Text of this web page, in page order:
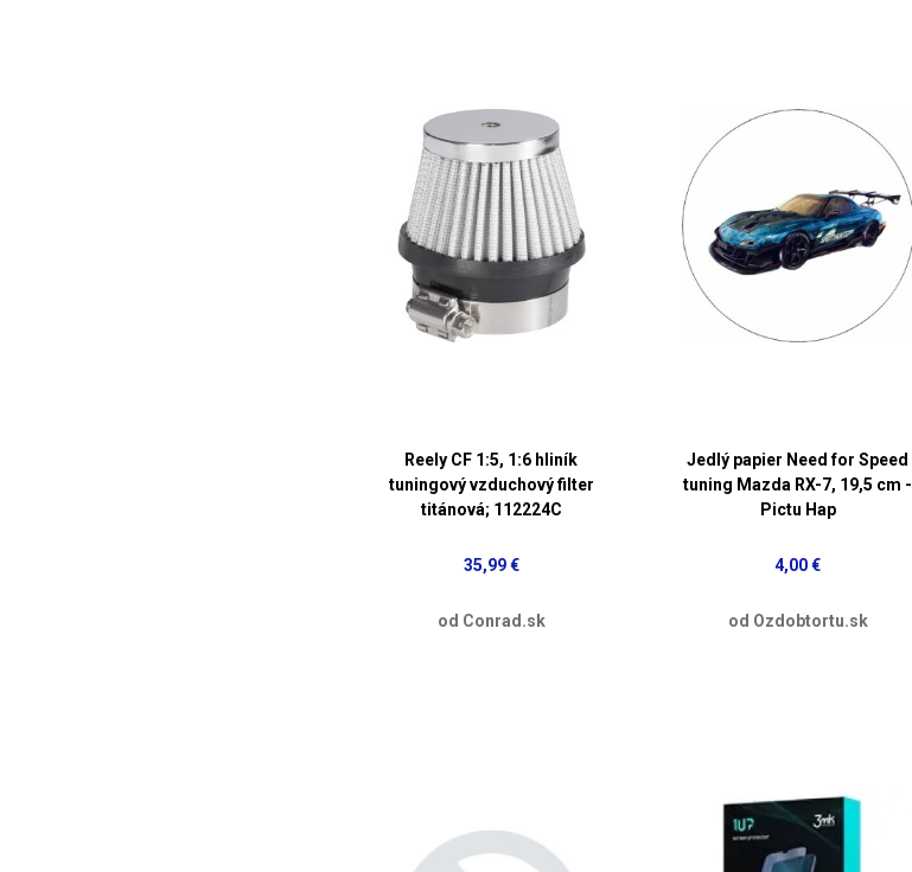
Reely CF 1:5, 1:6 hliník
tuningový vzduchový filter
titánová; 112224C
35,99 €
od Conrad.sk
Jedlý papier Need for Speed
tuning Mazda RX-7, 19,5 cm -
Pictu Hap
4,00 €
od Ozdobtortu.sk